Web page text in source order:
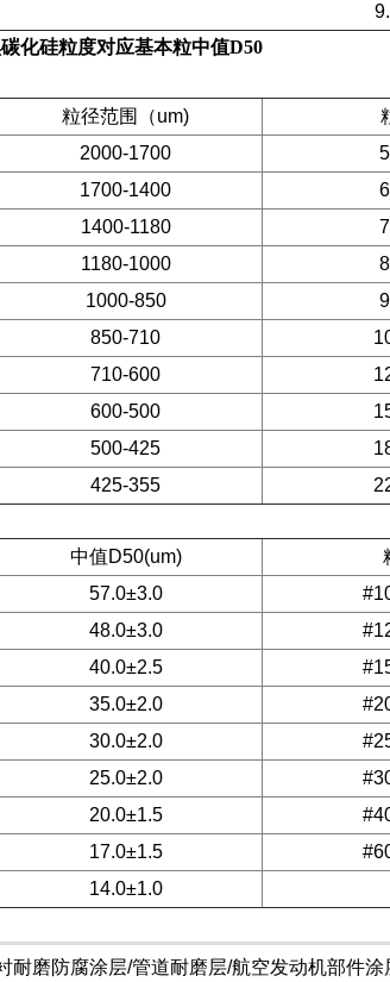
化硅粒度对应基本粒中值D50
粒径范围（um)
2000-1700
1700-1400
1400-1180
1180-1000
1000-850
850-710
710-600
600-500
500-425
425-355
中值D50(um)
57.0±3.0
48.0±3.0
40.0±2.5
35.0±2.0
30.0±2.0
25.0±2.0
20.0±1.5
17.0±1.5
14.0±1.0
耐磨防腐涂层/管道耐磨层/航空发动机部件